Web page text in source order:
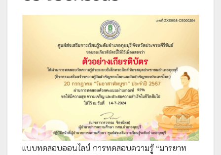
แบบทดสอบออนไลน์ การทดสอบความรู้ “มารยาท